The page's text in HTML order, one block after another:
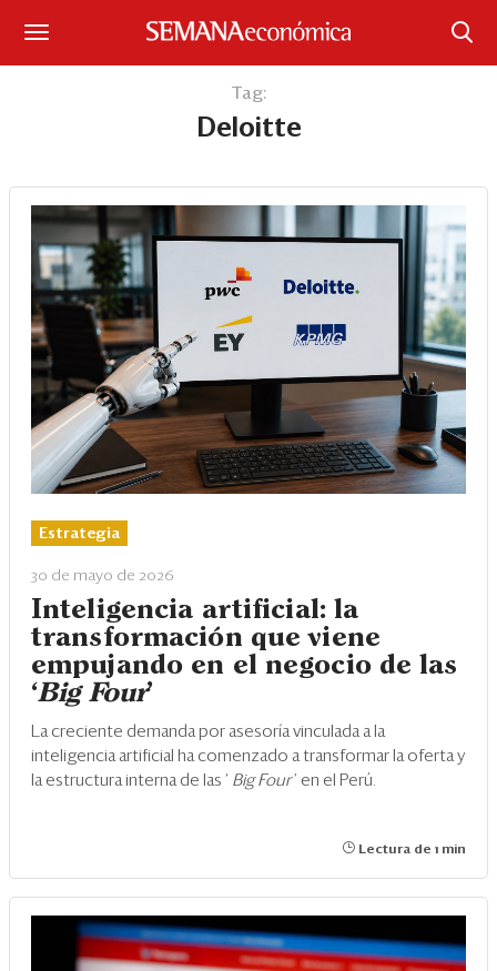
Portada
¿Qué está pasando?
Sectores y Empresas
Management
Economía y Finanzas
Legal y Política
Eventos
Blogs
Ranking CEO
Edición Impresa
Tag:
Deloitte
Estrategia
30 de mayo de 2026
Inteligencia artificial: la
transformación que viene
empujando en el negocio de las
‘Big Four’
La creciente demanda por asesoría vinculada a la
inteligencia artificial ha comenzado a transformar la oferta y
la estructura interna de las ‘ Big Four’ en el Perú.
Lectura de 1 min